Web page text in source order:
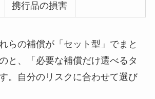
携行品の損害
らの補償が「セット型」でまと
と、「必要な補償だけ選べるタ
。自分のリスクに合わせて選び